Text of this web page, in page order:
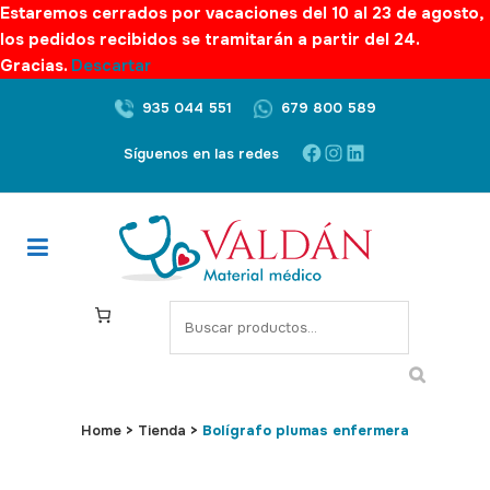
Estaremos cerrados por vacaciones del 10 al 23 de agosto,
los pedidos recibidos se tramitarán a partir del 24.
Gracias. Descartar
935 044 551 679 800 589
Síguenos en las redes Facebook
Instagram
LinkedIn
S
e
Home > Tienda > Bolígrafo plumas enfermera